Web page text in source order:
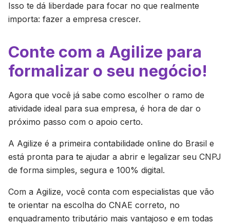
Isso te dá liberdade para focar no que realmente
importa: fazer a empresa crescer.
Conte com a Agilize para
formalizar o seu negócio!
Agora que você já sabe como escolher o ramo de
atividade ideal para sua empresa, é hora de dar o
próximo passo com o apoio certo.
A Agilize é a primeira contabilidade online do Brasil e
está pronta para te ajudar a abrir e legalizar seu CNPJ
de forma simples, segura e 100% digital.
Com a Agilize, você conta com especialistas que vão
te orientar na escolha do CNAE correto, no
enquadramento tributário mais vantajoso e em todas